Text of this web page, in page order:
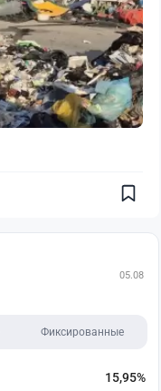
05.08
Фиксированные
15,95%